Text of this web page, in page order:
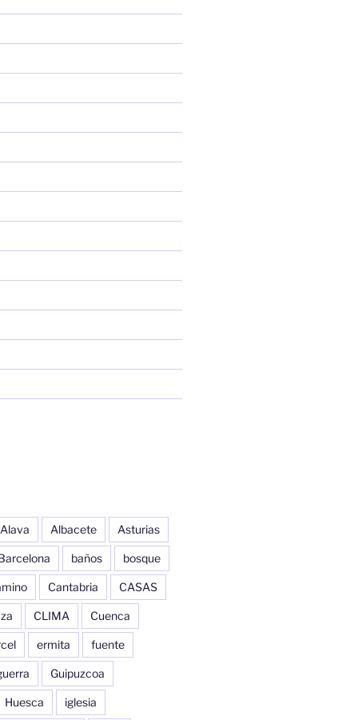
Alava Albacete Asturias
baños bosque
Cantabria CASAS
CLIMA Cuenca
ermita fuente
Guipuzcoa
Huesca iglesia